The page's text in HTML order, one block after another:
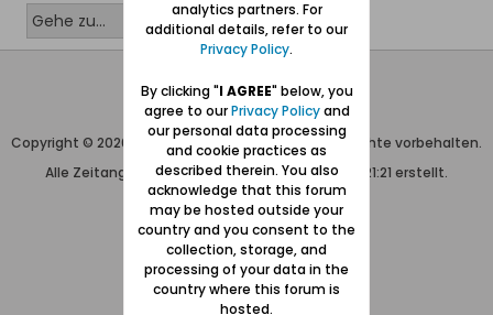
Wolfgang Naujocks MMXXVI
Powered byvBulletin®
Copyright © 2026 MH Sub I, LLC dba vBulletin. Alle Rechte vorbehalten.
Alle Zeitangaben in WEZ+1. Die Seite wurde um 21:21 erstellt.
analytics partners. For
additional details, refer to our
Privacy Policy.
By clicking "I AGREE" below, you
agree to ourPrivacy Policyand
our personal data processing
and cookie practices as
described therein. You also
acknowledge that this forum
may be hosted outside your
country and you consent to the
collection, storage, and
processing of your data in the
country where this forum is
hosted.